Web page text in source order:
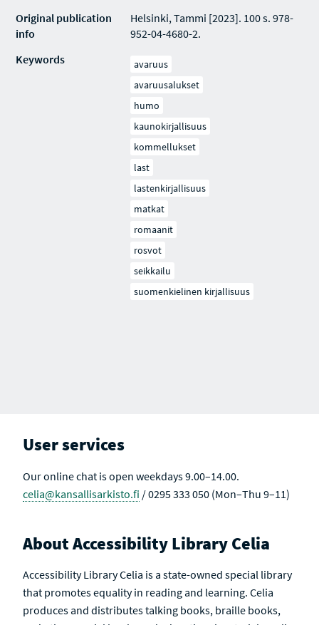
Original publication
info
Helsinki, Tammi [2023]. 100 s. 978-
952-04-4680-2.
Keywords
avaruus
avaruusalukset
humo
kaunokirjallisuus
kommellukset
last
lastenkirjallisuus
matkat
romaanit
rosvot
seikkailu
suomenkielinen kirjallisuus
User services
Our online chat is open weekdays 9.00–14.00.
celia@kansallisarkisto.fi / 0295 333 050 (Mon–Thu 9–11)
About Accessibility Library Celia
Accessibility Library Celia is a state-owned special library
that promotes equality in reading and learning. Celia
produces and distributes talking books, braille books,